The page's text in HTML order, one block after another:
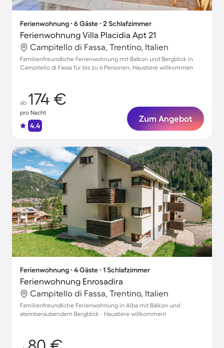
Ferienwohnung ∙ 6 Gäste ∙ 2 Schlafzimmer
Ferienwohnung Villa Placidia Apt 21
Campitello di Fassa, Trentino, Italien
Familienfreundliche Ferienwohnung mit Balkon und Bergblick in
Campitello di Fassa für bis zu 6 Personen, Haustiere willkommen
ab 174 €
pro Nacht
4.4
Zum Angebot
Ferienwohnung ∙ 4 Gäste ∙ 1 Schlafzimmer
Ferienwohnung Enrosadira
Campitello di Fassa, Trentino, Italien
Familienfreundliche Ferienwohnung in Alba mit Balkon und
atemberaubendem Bergblick - Haustiere willkommen!